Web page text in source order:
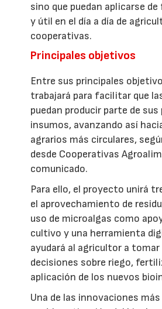
sino que puedan aplicarse
y útil en el día a día de
cooperativas.
Principales objetivos
Entre sus principales
trabajará para facilitar que
puedan producir parte de sus
insumos, avanzando así
agrarios más circulares,
desde Cooperativas
comunicado.
Para ello, el proyecto unirá
el aprovechamiento de
uso de microalgas como
cultivo y una herramienta
ayudará al agricultor a tomar
decisiones sobre riego,
aplicación de los nuevos
Una de las innovaciones